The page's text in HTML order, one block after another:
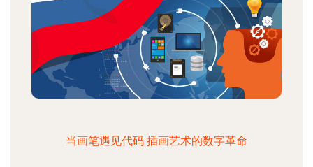
当画笔遇见代码 插画艺术的数字革命